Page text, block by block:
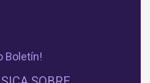
Boletín!